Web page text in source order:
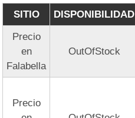
SITIO DISPONIBILIDAD
Precio
en
Falabella
OutOfStock
Precio